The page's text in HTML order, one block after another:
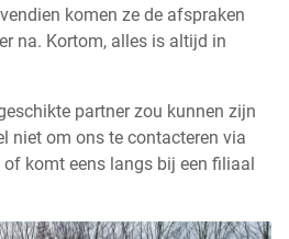
komen ze de afspraken
na. Kortom, alles is altijd in
partner zou kunnen zijn
niet om ons te contacteren via
of komt eens langs bij een filiaal